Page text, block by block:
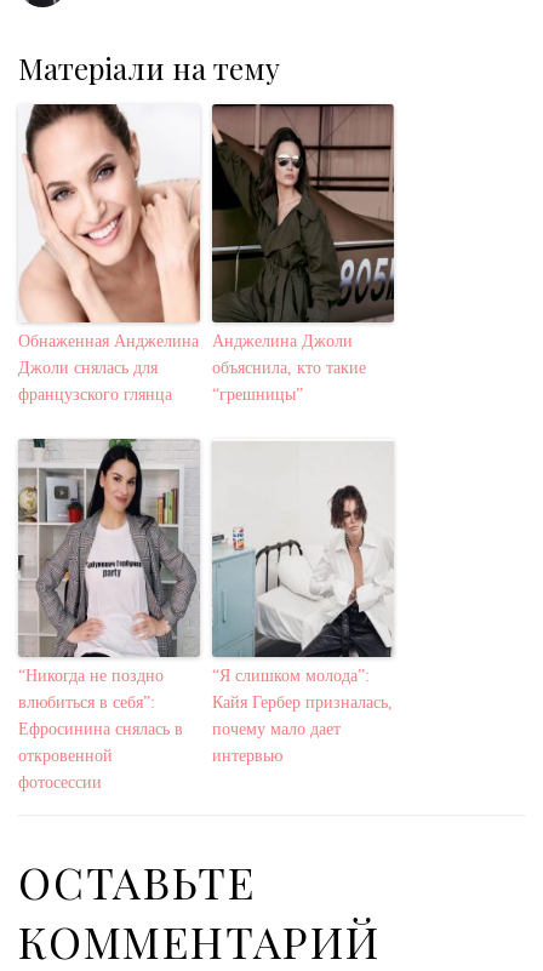
Матеріали на тему
Обнаженная Анджелина
Джоли снялась для
французского глянца
Анджелина Джоли
объяснила, кто такие
“грешницы”
“Никогда не поздно
влюбиться в себя”:
Ефросинина снялась в
откровенной
фотосессии
“Я слишком молода”:
Кайя Гербер призналась,
почему мало дает
интервью
ОСТАВЬТЕ
КОММЕНТАРИЙ